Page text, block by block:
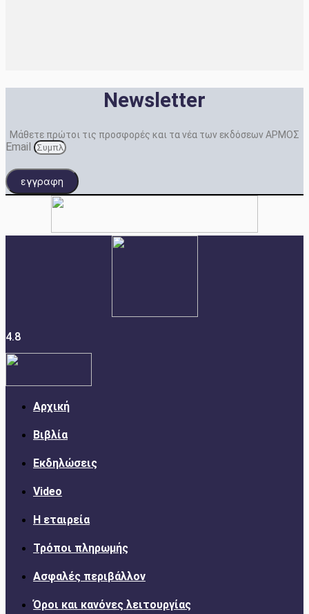
Newsletter
Μάθετε πρώτοι τις προσφορές και τα νέα των εκδόσεων ΑΡΜΟΣ
Email
εγγραφη
4.8
Αρχική
Βιβλία
Εκδηλώσεις
Video
Η εταιρεία
Τρόποι πληρωμής
Ασφαλές περιβάλλον
Όροι και κανόνες λειτουργίας